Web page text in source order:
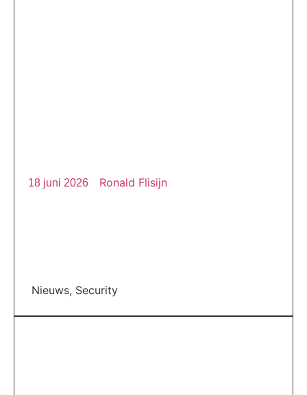
18 juni 2026 Ronald Flisijn
Nieuws, Security